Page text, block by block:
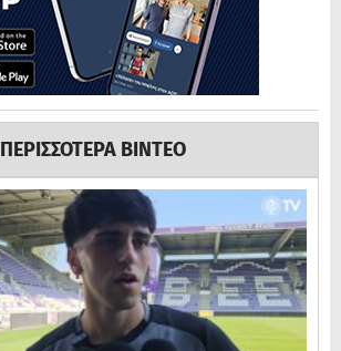
ΠΕΡΙΣΣΟΤΕΡΑ ΒΙΝΤΕΟ